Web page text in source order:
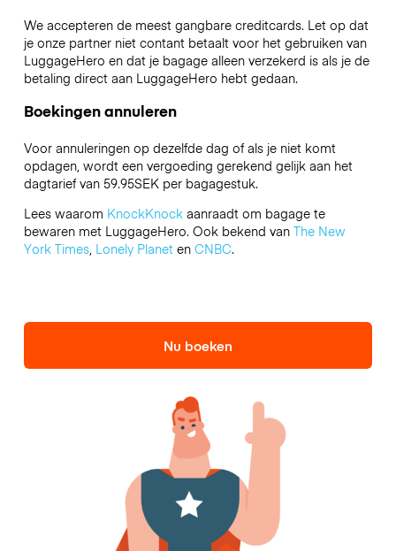
We accepteren de meest gangbare creditcards. Let op dat
je onze partner niet contant betaalt voor het gebruiken van
LuggageHero en dat je bagage alleen verzekerd is als je de
betaling direct aan LuggageHero hebt gedaan.
Boekingen annuleren
Voor annuleringen op dezelfde dag of als je niet komt
opdagen, wordt een vergoeding gerekend gelijk aan het
dagtarief van 59.95SEK per bagagestuk.
Lees waarom KnockKnockaanraadt om bagage te
bewaren met LuggageHero. Ook bekend van The New
York Times, Lonely Planeten CNBC.
Nu boeken